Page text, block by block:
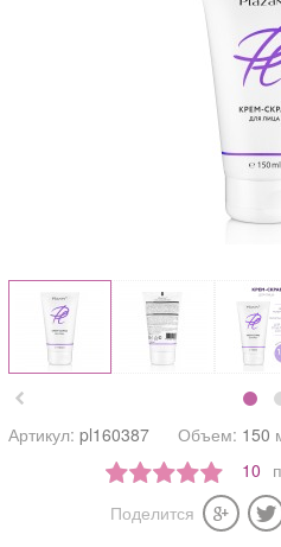

Артикул:pl160387 Объем: 150
10
Поделится